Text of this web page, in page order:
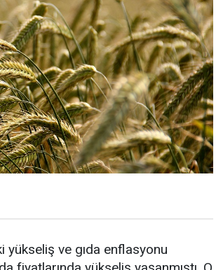
yükseliş ve gıda enflasyonu